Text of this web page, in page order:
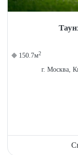
150.7м2
г. Москва,